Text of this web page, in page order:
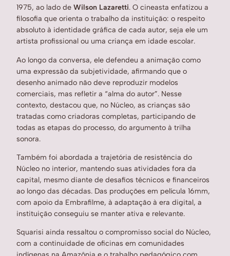
1975, ao lado de Wilson Lazaretti. O cineasta enfatizou a
filosofia que orienta o trabalho da instituição: o respeito
absoluto à identidade gráfica de cada autor, seja ele um
artista profissional ou uma criança em idade escolar.
Ao longo da conversa, ele defendeu a animação como
uma expressão da subjetividade, afirmando que o
desenho animado não deve reproduzir modelos
comerciais, mas refletir a “alma do autor”. Nesse
contexto, destacou que, no Núcleo, as crianças são
tratadas como criadoras completas, participando de
todas as etapas do processo, do argumento à trilha
sonora.
Também foi abordada a trajetória de resistência do
Núcleo no interior, mantendo suas atividades fora da
capital, mesmo diante de desafios técnicos e financeiros
ao longo das décadas. Das produções em película 16mm,
com apoio da Embrafilme, à adaptação à era digital, a
instituição conseguiu se manter ativa e relevante.
Squarisi ainda ressaltou o compromisso social do Núcleo,
com a continuidade de oficinas em comunidades